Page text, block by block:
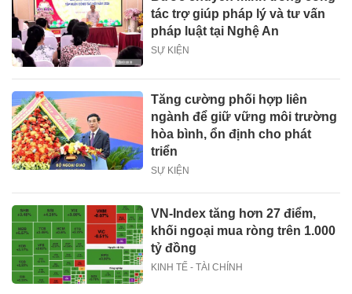
tác trợ giúp pháp lý và tư vấn
pháp luật tại Nghệ An
SỰ KIỆN
Tăng cường phối hợp liên
ngành để giữ vững môi trường
hòa bình, ổn định cho phát
triển
SỰ KIỆN
VN-Index tăng hơn 27 điểm,
khối ngoại mua ròng trên 1.000
tỷ đồng
KINH TẾ - TÀI CHÍNH